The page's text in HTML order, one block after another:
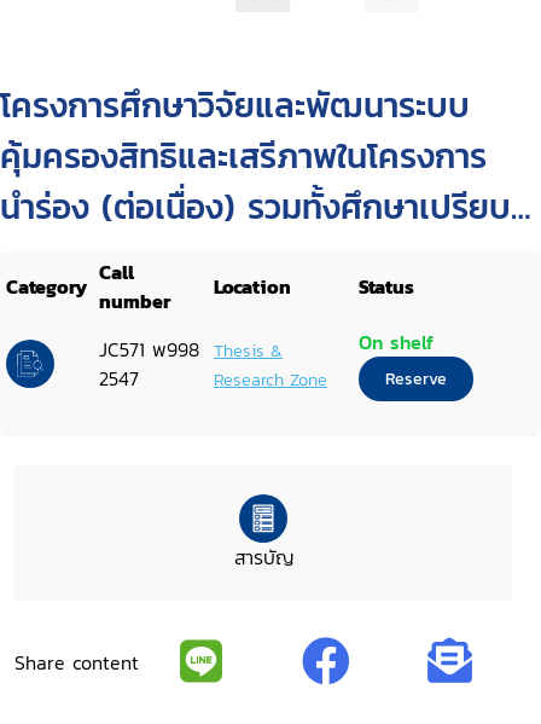
โครงการศึกษาวิจัยและพัฒนาระบบ
คุ้มครองสิทธิและเสรีภาพในโครงการ
นำร่อง (ต่อเนื่อง) รวมทั้งศึกษาเปรียบ
เทียบและขยายสู่ชุมชนใหม่ กรณีศึกษา :
พื้นที่จังหวัดภาคเหนือ ตำบลทุ่งสะโตก
อำเภอสันป่าตอง จังหวัดเชียงใหม่
ตำบลบ้านแป้น อำเภอเมือง จังหวัด
Category Call
number
Location Status
JC571 พ998
2547
Thesis &
Research Zone
On shelf
Reserve
สารบัญ
Share content